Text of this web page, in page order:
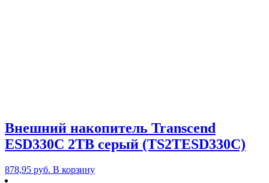
Внешний накопитель Transcend
ESD330C 2TB серый (TS2TESD330C)
878,95 руб. В корзину